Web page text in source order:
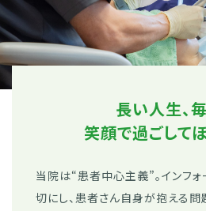
長い人生、
笑顔で過ごして
当院は“患者中心主義”。インフォ
切にし、患者さん自身が抱える